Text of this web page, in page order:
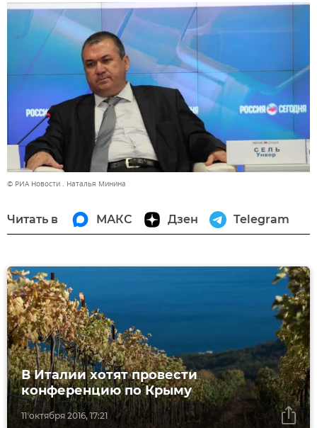
© РИА Новости . Наталья Минина
Читать в МАКС Дзен Telegram
11 октября 2016, 17:21
В Италии хотят провести
конференцию по Крыму